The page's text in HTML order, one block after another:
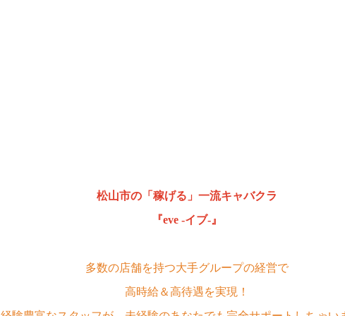
松山市の「稼げる」一流キャバクラ
『eve -イブ-』
多数の店舗を持つ大手グループの経営で
高時給＆高待遇を実現！